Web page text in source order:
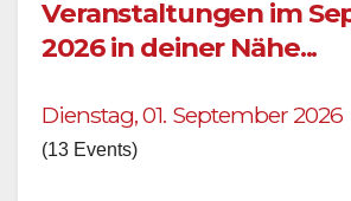
Veranstaltungen im
2026 in deiner Nähe...
Dienstag, 01. September 2026
(13 Events)